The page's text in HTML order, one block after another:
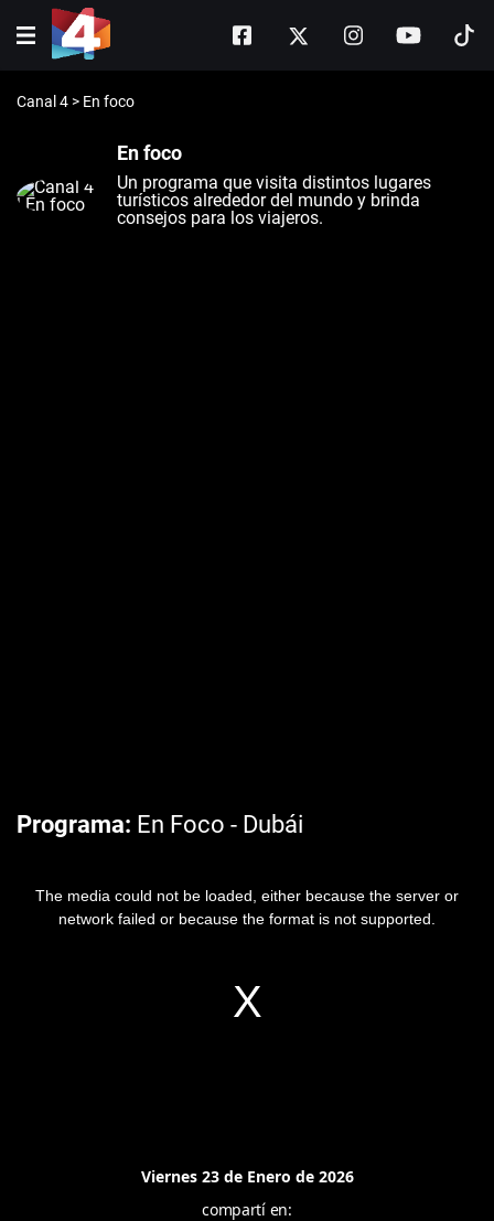
Canal 4 > En foco
En foco
Un programa que visita distintos lugares
turísticos alrededor del mundo y brinda
consejos para los viajeros.
Programa En Foco - Dubái
The media could not be loaded, either because the server or
network failed or because the format is not supported.
Viernes 23 de Enero de 2026
compartí en: